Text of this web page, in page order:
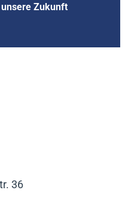
Zukunft
36